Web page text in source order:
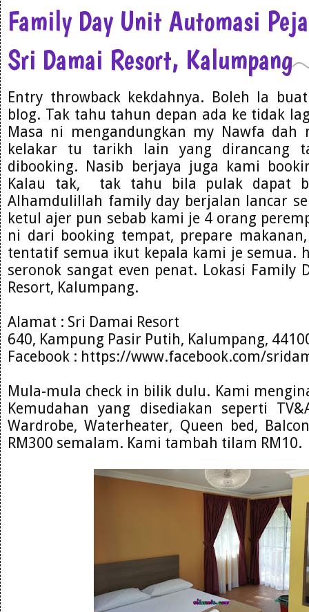
Family Day Unit Automasi
Sri Damai Resort, Kalumpang
Entry throwback kekdahnya. Boleh la
blog. Tak tahu tahun depan ada ke tidak
Masa ni mengandungkan my Nawfa dah
kelakar tu tarikh lain yang dirancang
dibooking. Nasib berjaya juga kami
Kalau tak, tak tahu bila pulak dapat
Alhamdulillah family day berjalan lancar
ketul ajer pun sebab kami je 4 orang
ni dari booking tempat, prepare
tentatif semua ikut kepala kami je semua.
seronok sangat even penat. Lokasi Family
Resort, Kalumpang.
Alamat : Sri Damai Resort
640, Kampung Pasir Putih, Kalumpang,
Facebook : https://www.facebook.com/
Mula-mula check in bilik dulu. Kami
Kemudahan yang disediakan seperti
Wardrobe, Waterheater, Queen bed,
RM300 semalam. Kami tambah tilam RM10.